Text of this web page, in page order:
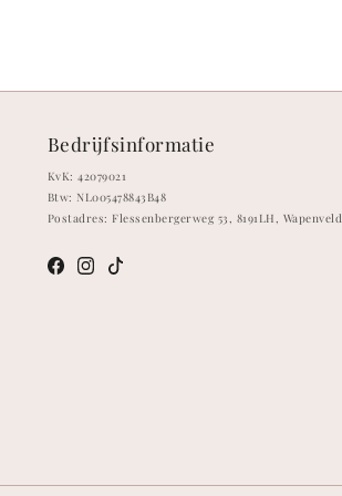
Bedrijfsinformatie
KvK: 42079021
Btw: NL005478843B48
Postadres: Flessenbergerweg 53, 8191LH, Wapenveld
Meta Instagram
TikTok